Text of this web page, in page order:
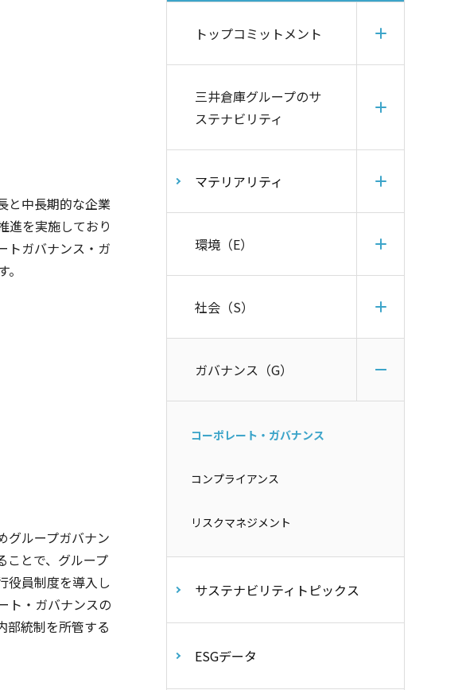
と中長期的な企業
進を実施しており
トガバナンス・ガ
グループガバナン
ことで、グループ
役員制度を導入し
ト・ガバナンスの
部統制を所管する
トップコミットメント
三井倉庫グループのサ
ステナビリティ
マテリアリティ
環境（E）
社会（S）
ガバナンス（G）
コーポレート・ガバナンス
コンプライアンス
リスクマネジメント
サステナビリティトピックス
ESGデータ